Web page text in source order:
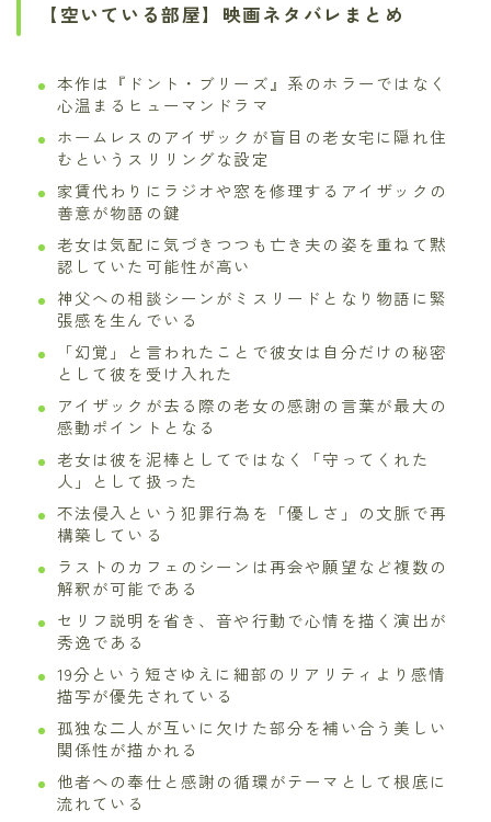
【空いている部屋】映画ネタバレまとめ
本作は『ドント・ブリーズ』系のホラーではなく
心温まるヒューマンドラマ
ホームレスのアイザックが盲目の老女宅に隠れ住
むというスリリングな設定
家賃代わりにラジオや窓を修理するアイザックの
善意が物語の鍵
老女は気配に気づきつつも亡き夫の姿を重ねて黙
認していた可能性が高い
神父への相談シーンがミスリードとなり物語に緊
張感を生んでいる
「幻覚」と言われたことで彼女は自分だけの秘密
として彼を受け入れた
アイザックが去る際の老女の感謝の言葉が最大の
感動ポイントとなる
老女は彼を泥棒としてではなく「守ってくれた
人」として扱った
不法侵入という犯罪行為を「優しさ」の文脈で再
構築している
ラストのカフェのシーンは再会や願望など複数の
解釈が可能である
セリフ説明を省き、音や行動で心情を描く演出が
秀逸である
19分という短さゆえに細部のリアリティより感情
描写が優先されている
孤独な二人が互いに欠けた部分を補い合う美しい
関係性が描かれる
他者への奉仕と感謝の循環がテーマとして根底に
流れている